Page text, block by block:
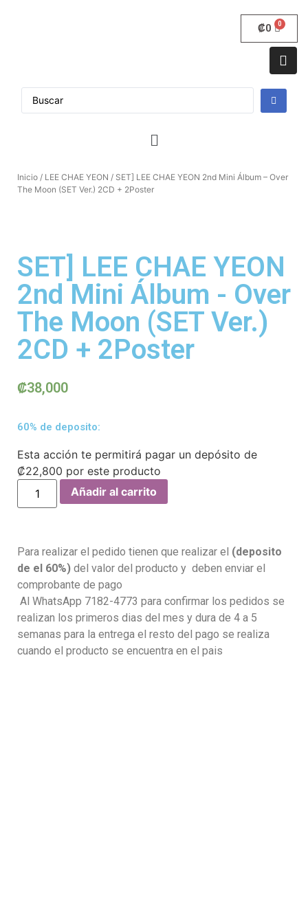
₡0
Inicio / LEE CHAE YEON / SET] LEE CHAE YEON 2nd Mini Álbum – Over
The Moon (SET Ver.) 2CD + 2Poster
SET] LEE CHAE YEON
2nd Mini Álbum - Over
The Moon (SET Ver.)
2CD + 2Poster
₡38,000
60% de deposito:
Esta acción te permitirá pagar un depósito de
₡22,800 por este producto
Añadir al carrito
Para realizar el pedido tienen que realizar el (deposito
de el 60%) del valor del producto y deben enviar el
comprobante de pago
Al WhatsApp 7182-4773 para confirmar los pedidos se
realizan los primeros dias del mes y dura de 4 a 5
semanas para la entrega el resto del pago se realiza
cuando el producto se encuentra en el pais